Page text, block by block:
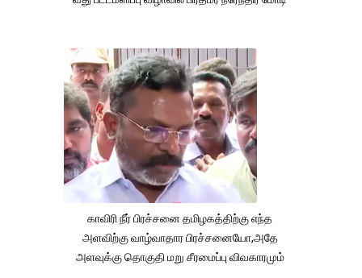
காவிரி நீர் பிரச்சனை தமிழகத்திற்கு எந்த
அளவிற்கு வாழ்வாதார பிரச்சனையோ,அதே
அளவுக்கு தொகுதி மறு சீரமைப்பு விவகாரமும்